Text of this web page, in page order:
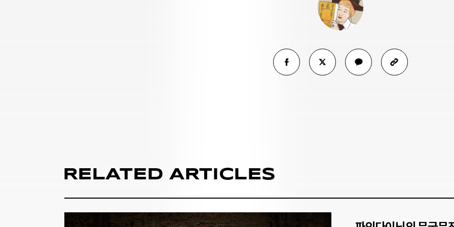
RELATED ARTICLES